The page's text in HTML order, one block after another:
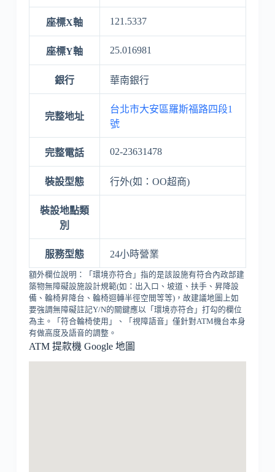
座標X軸 121.5337
座標Y軸 25.016981
銀行 華南銀行
完整地址
台北市大安區羅斯福路四段1
號
完整電話 02-23631478
裝設型態 行外(如：OO超商)
裝設地點類
別
服務型態 24小時營業
額外欄位說明：「環境亦符合」指的是該設施有符合內政部建
築物無障礙設施設計規範(如：出入口、坡道、扶手、昇降設
備、輪椅昇降台、輪椅迴轉半徑空間等等)，故建議地圖上如
要強調無障礙註記Y/N的關鍵應以「環境亦符合」打勾的欄位
為主。「符合輪椅使用」、「視障語音」僅針對ATM機台本身
有做高度及語音的調整。
ATM 提款機 Google 地圖